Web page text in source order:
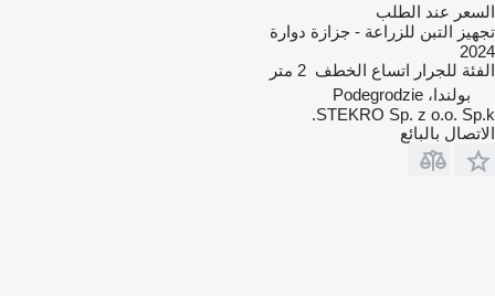
السعر عند الطلب
تجهيز التبن للزراعة - جزازة دوارة
2024
الفئة للجرار اتساع الخطف 2 متر
بولندا، Podegrodzie
STEKRO Sp. z o.o. Sp.k.
الاتصال بالبائع